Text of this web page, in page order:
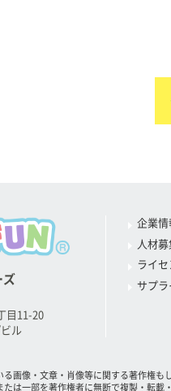
企業情
人材募
ライ
サプラ
ズ
目11-20
ル
る画像・文章・肖像等に関する著作権も
たは一部を著作権者に無断で複製・転載